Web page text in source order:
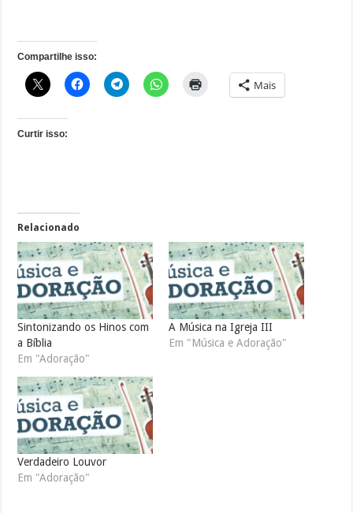
Compartilhe isso:
Mais
Curtir isso:
Relacionado
Sintonizando os Hinos com
a Bíblia
Em "Adoração"
A Música na Igreja III
Em "Música e Adoração"
Verdadeiro Louvor
Em "Adoração"